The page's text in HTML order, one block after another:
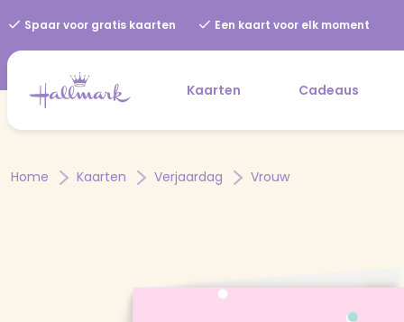
Spaar voor gratis kaarten Een kaart voor elk moment
Kaarten Cadeaus
Home Kaarten Verjaardag Vrouw